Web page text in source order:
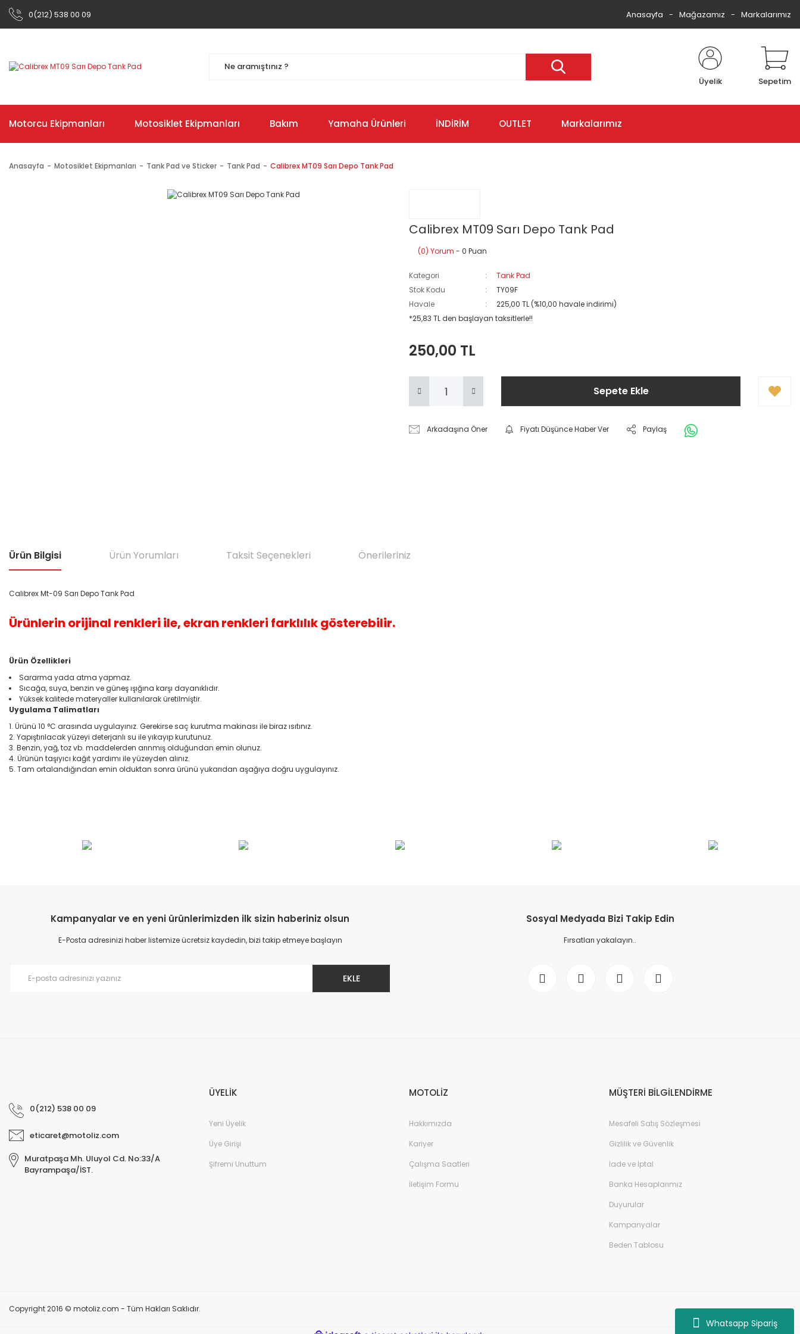
Whatsapp Sipariş
0(212) 538 00 09 Anasayfa Mağazamız Markalarımız
Üyelik Sepetim
Motorcu Ekipmanları Motosiklet Ekipmanları Bakım Yamaha Ürünleri İNDİRİM OUTLET Markalarımız
Anasayfa Motosiklet Ekipmanları Tank Pad ve Sticker Tank Pad Calibrex MT09 Sarı Depo Tank Pad
Calibrex MT09 Sarı Depo Tank Pad
(0) Yorum - 0 Puan
Kategori
Tank Pad
Stok Kodu
TY09F
Havale
225,00 TL (%10,00 havale indirimi)
*25,83 TL den başlayan taksitlerle!!
250,00 TL
Sepete Ekle
Arkadaşına Öner Fiyatı Düşünce Haber Ver Paylaş
Ürün Bilgisi Ürün Yorumları Taksit Seçenekleri Önerileriniz
Calibrex Mt-09 Sarı Depo Tank Pad
Ürünlerin orijinal renkleri ile, ekran renkleri farklılık gösterebilir.
Ürün Özellikleri
Sararma yada atma yapmaz.
Sıcağa, suya, benzin ve güneş ışığına karşı dayanıklıdır.
Yüksek kalitede materyaller kullanılarak üretilmiştir.
Uygulama Talimatları
Ürünü 10 °C arasında uygulayınız. Gerekirse saç kurutma makinası ile biraz ısıtınız.
Yapıştırılacak yüzeyi deterjanlı su ile yıkayıp kurutunuz.
Benzin, yağ, toz vb. maddelerden arınmış olduğundan emin olunuz.
Ürünün taşıyıcı kağıt yardımı ile yüzeyden alınız.
Tam ortalandığından emin olduktan sonra ürünü yukarıdan aşağıya doğru uygulayınız.
Bu ürüne ilk yorumu siz yapın!
Görüş ve önerileriniz için teşekkür ederiz.
Ürün fiyatı diğer sitelerden daha pahalı.
Bu ürüne benzer farklı alternatifler olmalı.
Kampanyalar ve en yeni ürünlerimizden ilk sizin haberiniz olsun
E-Posta adresinizi haber listemize ücretsiz kaydedin, bizi takip etmeye başlayın
EKLE
Sosyal Medyada Bizi Takip Edin
Fırsatları yakalayın..
0(212) 538 00 09
eticaret@motoliz.com
Muratpaşa Mh. Uluyol Cd. No:33/A
Bayrampaşa/İST.
ÜYELİK
Yeni Üyelik
Üye Girişi
Şifremi Unuttum
MOTOLİZ
Hakkımızda
Kariyer
Çalışma Saatleri
İletişim Formu
MÜŞTERİ BİLGİLENDİRME
Mesafeli Satış Sözleşmesi
Gizlilik ve Güvenlik
İade ve İptal
Banka Hesaplarımız
Duyurular
Kampanyalar
Beden Tablosu
Copyright 2016 © motoliz.com - Tüm Hakları Saklıdır.